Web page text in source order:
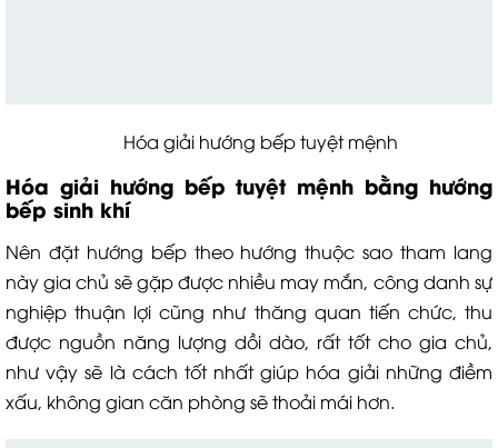
Hóa giải hướng bếp tuyệt mệnh
Hóa giải hướng bếp tuyệt mệnh bằng hướng
bếp sinh khí
Nên đặt hướng bếp theo hướng thuộc sao tham lang
này gia chủ sẽ gặp được nhiều may mắn, công danh sự
nghiệp thuận lợi cũng như thăng quan tiến chức, thu
được nguồn năng lượng dồi dào, rất tốt cho gia chủ,
như vậy sẽ là cách tốt nhất giúp hóa giải những điềm
xấu, không gian căn phòng sẽ thoải mái hơn.